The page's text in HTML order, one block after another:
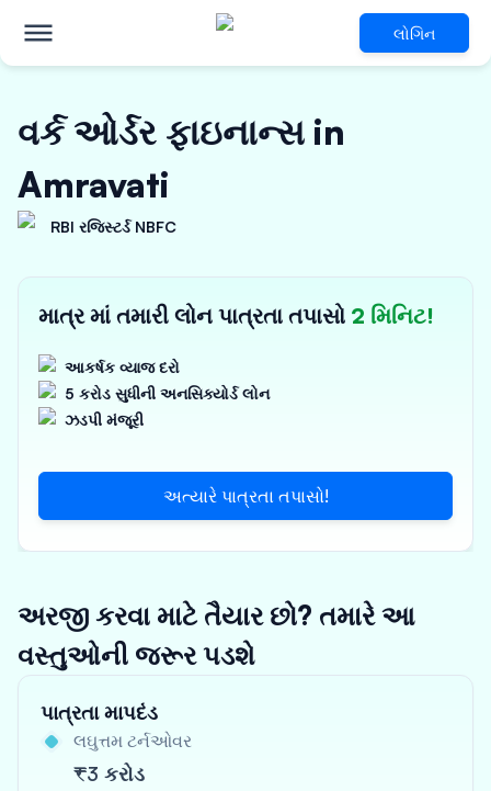
લોગિન
વર્ક ઓર્ડર ફાઇનાન્સ in
Amravati
RBI રજિસ્ટર્ડ NBFC
માત્ર માં તમારી લોન પાત્રતા તપાસો 2 મિનિટ!
આકર્ષક વ્યાજ દરો
5 કરોડ સુધીની અનસિક્યોર્ડ લોન
ઝડપી મંજૂરી
અત્યારે પાત્રતા તપાસો!
અરજી કરવા માટે તૈયાર છો? તમારે આ
વસ્તુઓની જરૂર પડશે
પાત્રતા માપદંડ
લઘુત્તમ ટર્નઓવર
₹3 કરોડ